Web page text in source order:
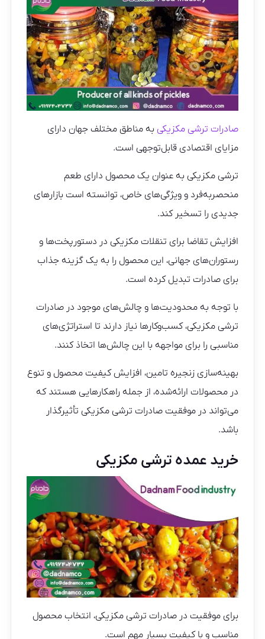
صادرات ترشی مکزیکی به مناطق مختلف جهان دارای
مزایای اقتصادی قابل‌توجهی است.
ترشی مکزیکی به عنوان یک محصول دارای طعم
منحصربه‌فرد و ویژگی‌های خاص، توانسته است بازارهای
جدیدی را تسخیر کند.
افزایش تقاضا برای تنقلات مکزیکی در دستورپخت‌ها و
رستوران‌های جهانی، این محصول را به یک گزینه جذاب
برای صادرات تبدیل کرده است.
با توجه به محدودیت‌ها و چالش‌های موجود در صادرات
ترشی مکزیکی، کسب‌وکارها نیاز دارند تا استراتژی‌های
مناسبی را برای مواجهه با این چالش‌ها اتخاذ کنند.
بهینه‌سازی زنجیره تامین، افزایش کیفیت محصول و تنوع
در محصولات ارائه‌شده، از جمله راهکارهایی هستند که
می‌تواند در موفقیت صادرات ترشی مکزیکی تأثیرگذار
باشد.
خرید عمده ترشی مکزیکی
برای موفقیت در صادرات ترشی مکزیکی، انتخاب محصول
مناسب و با کیفیت بسیار مهم است.